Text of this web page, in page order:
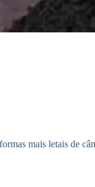
mais letais de